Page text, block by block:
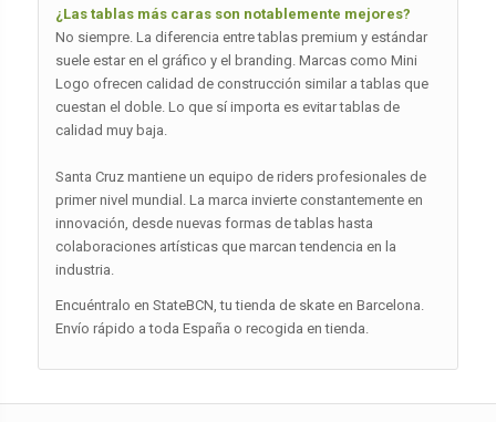
¿Las tablas más caras son notablemente mejores?
No siempre. La diferencia entre tablas premium y estándar
suele estar en el gráfico y el branding. Marcas como Mini
Logo ofrecen calidad de construcción similar a tablas que
cuestan el doble. Lo que sí importa es evitar tablas de
calidad muy baja.
Santa Cruz mantiene un equipo de riders profesionales de
primer nivel mundial. La marca invierte constantemente en
innovación, desde nuevas formas de tablas hasta
colaboraciones artísticas que marcan tendencia en la
industria.
Encuéntralo en StateBCN, tu tienda de skate en Barcelona.
Envío rápido a toda España o recogida en tienda.